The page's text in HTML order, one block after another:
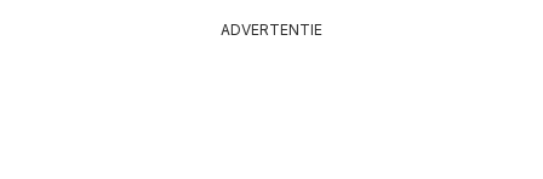
ADVERTENTIE